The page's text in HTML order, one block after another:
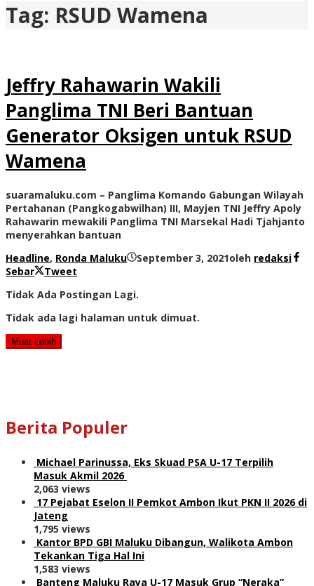
Tag: RSUD Wamena
Jeffry Rahawarin Wakili
Panglima TNI Beri Bantuan
Generator Oksigen untuk RSUD
Wamena
suaramaluku.com – Panglima Komando Gabungan Wilayah
Pertahanan (Pangkogabwilhan) III, Mayjen TNI Jeffry Apoly
Rahawarin mewakili Panglima TNI Marsekal Hadi Tjahjanto
menyerahkan bantuan
Headline, Ronda Maluku September 3, 2021oleh redaksi
Sebar
Tweet
Tidak Ada Postingan Lagi.
Tidak ada lagi halaman untuk dimuat.
Muat Lebih
Berita Populer
Michael Parinussa, Eks Skuad PSA U-17 Terpilih
Masuk Akmil 2026
2,063 views
17 Pejabat Eselon II Pemkot Ambon Ikut PKN II 2026 di
Jateng
1,795 views
Kantor BPD GBI Maluku Dibangun, Walikota Ambon
Tekankan Tiga Hal Ini
1,583 views
Banteng Maluku Raya U-17 Masuk Grup “Neraka”